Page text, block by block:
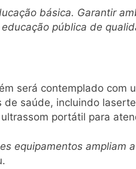
básica. Garantir
pública de
será contemplado com
saúde, incluindo
portátil para
equipamentos ampliam